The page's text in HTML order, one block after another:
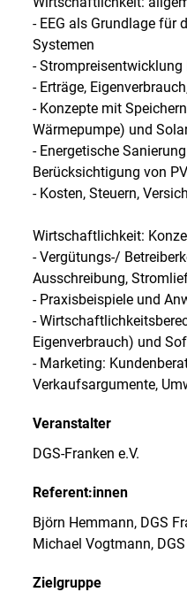
- EEG als Grundlage für
Systemen
-
- Erträge,
- Konzepte mit
Wärmepumpe) und
- Energetische
Berücksichtigung von
- Kosten, Steuern,
Wirtschaftlichkeit:
- Vergütungs-/
Ausschreibung,
- Praxisbeispiele und
-
Eigenverbrauch) und
- Marketing:
Verkaufsargumente,
Veranstalter
DGS-Franken e.V.
Referent:innen
Björn Hemmann, DGS
Michael Vogtmann,
Zielgruppe